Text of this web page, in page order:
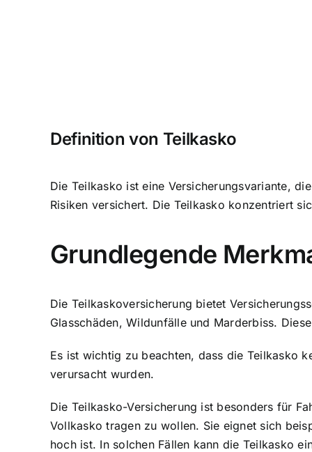
Definition von Teilkasko
Die Teilkasko ist eine Versicherungsvariante,
Risiken versichert. Die Teilkasko konzentriert
Grundlegende
Die Teilkaskoversicherung bietet
Glasschäden, Wildunfälle und Marderbiss.
Es ist wichtig zu beachten, dass die Teilkasko
verursacht wurden.
Die Teilkasko-Versicherung ist besonders für
Vollkasko tragen zu wollen. Sie eignet sich
hoch ist. In solchen Fällen kann die Teilkasko